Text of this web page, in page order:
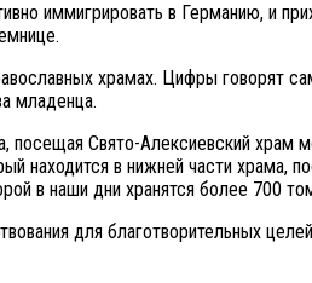
иммигрировать в Германию, и
храмах. Цифры
младенца.
посещая Свято-Алексиевский храм
находится в нижней части
в наши дни хранятся более 700
для благотворительных